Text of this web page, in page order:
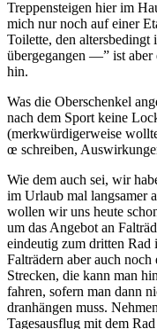
Treppensteigen hier im
mich nur noch auf einer
Toilette, den altersbedingt
übergegangen —” ist aber
hin.
Was die Oberschenkel
nach dem Sport keine
(merkwürdigerweise
œ schreiben,
Wie dem auch sei, wir
im Urlaub mal langsamer
wollen wir uns heute
um das Angebot an
eindeutig zum dritten Rad
Falträdern aber auch
Strecken, die kann man
fahren, sofern man dann
dranhängen muss.
Tagesausflug mit dem